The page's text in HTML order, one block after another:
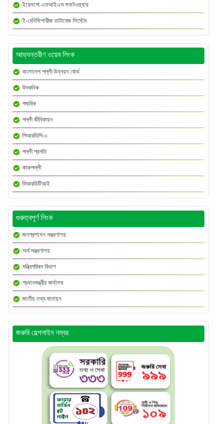
ইরেসপো এমআইএস সফটওয়্যার
ই-বেনিফিশারীজ ডাটাবেজ সিস্টেম
আভ্যন্তরীণ ওয়েব লিংক
বাংলাদেশ পল্লী উন্নয়ন বোর্ড
উদকনিক
পদাবিক
পল্লী জীবিকায়ন
পিআরডিপি-৩
পল্লী প্রগতি
কারুপল্লী
বিআরডিটিআই
গুরুত্বপূর্ণ লিংক
জনপ্রশাসন মন্ত্রণালয়
অর্থ মন্ত্রণালয়
মন্ত্রিপরিষদ বিভাগ
প্রধানমন্ত্রীর কার্যালয়
জাতীয় তথ্য বাতায়ন
জরুরি হেল্পলাইন নম্বর